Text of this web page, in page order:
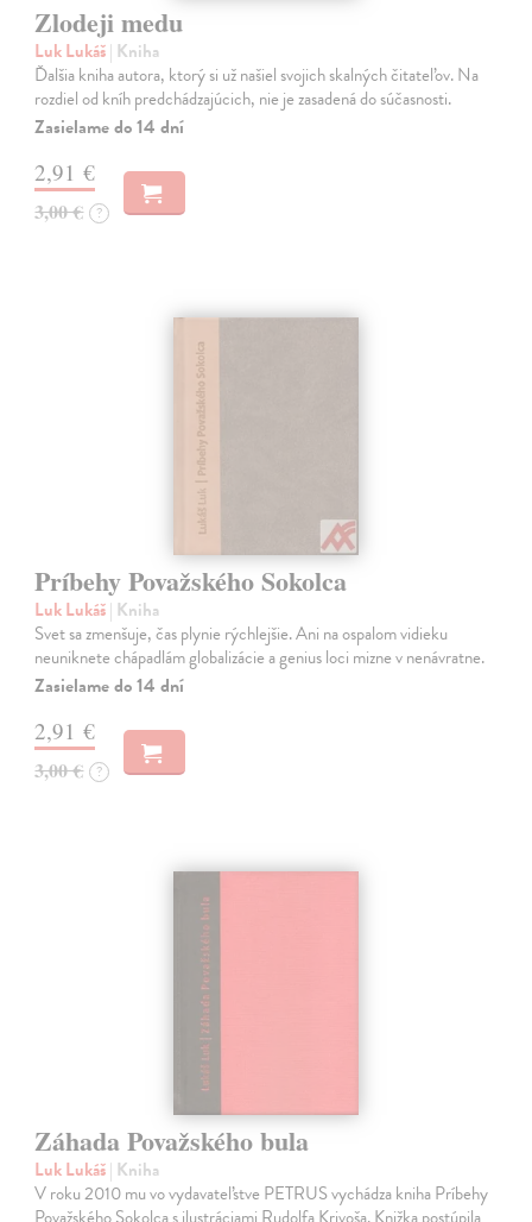
Zlodeji medu
Luk Lukáš| Kniha
Ďalšia kniha autora, ktorý si už našiel svojich skalných čitateľov. Na
rozdiel od kníh predchádzajúcich, nie je zasadená do súčasnosti.
Zasielame do 14 dní
2,91 €
3,00 € ?
Príbehy Považského Sokolca
Luk Lukáš| Kniha
Svet sa zmenšuje, čas plynie rýchlejšie. Ani na ospalom vidieku
neuniknete chápadlám globalizácie a genius loci mizne v nenávratne.
Zasielame do 14 dní
2,91 €
3,00 € ?
Záhada Považského bula
Luk Lukáš| Kniha
V roku 2010 mu vo vydavateľstve PETRUS vychádza kniha Príbehy